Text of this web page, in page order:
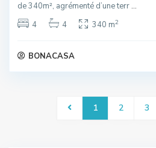
de 340m², agrémenté d’une terr...
4
4 340 m2
BONACASA
1 2 3